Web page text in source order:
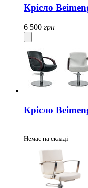
Крісло
6 500 грн
Крісло
Немає на складі